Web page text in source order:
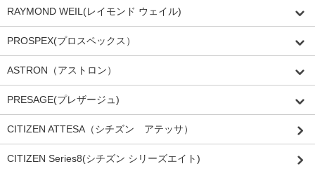
RAYMOND WEIL(レイモンド ウェイル)
PROSPEX(プロスペックス）
ASTRON（アストロン）
PRESAGE(プレザージュ)
CITIZEN ATTESA（シチズン アテッサ）
CITIZEN Series8(シチズン シリーズエイト)